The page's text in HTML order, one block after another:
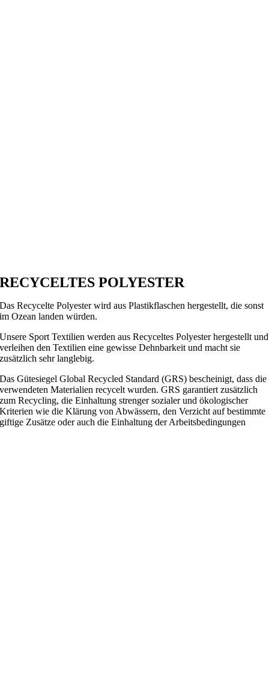
RECYCELTES POLYESTER
Das Recycelte Polyester wird aus Plastikflaschen hergestellt, die sonst
im Ozean landen würden.
Unsere Sport Textilien werden aus Recyceltes Polyester hergestellt und
verleihen den Textilien eine gewisse Dehnbarkeit und macht sie
zusätzlich sehr langlebig.
Das Gütesiegel Global Recycled Standard (GRS) bescheinigt, dass die
verwendeten Materialien recycelt wurden. GRS garantiert zusätzlich
zum Recycling, die Einhaltung strenger sozialer und ökologischer
Kriterien wie die Klärung von Abwässern, den Verzicht auf bestimmte
giftige Zusätze oder auch die Einhaltung der Arbeitsbedingungen